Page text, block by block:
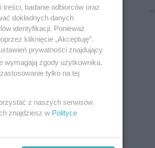
badanie odbiorców oraz
dokładnych danych
identyfikacji. Ponieważ
kliknięcie „Akceptuję”.
prywatności znajdujący
wymagają zgody użytkownika,
tylko na tej
z naszych serwisów
znajdziesz w Polityce